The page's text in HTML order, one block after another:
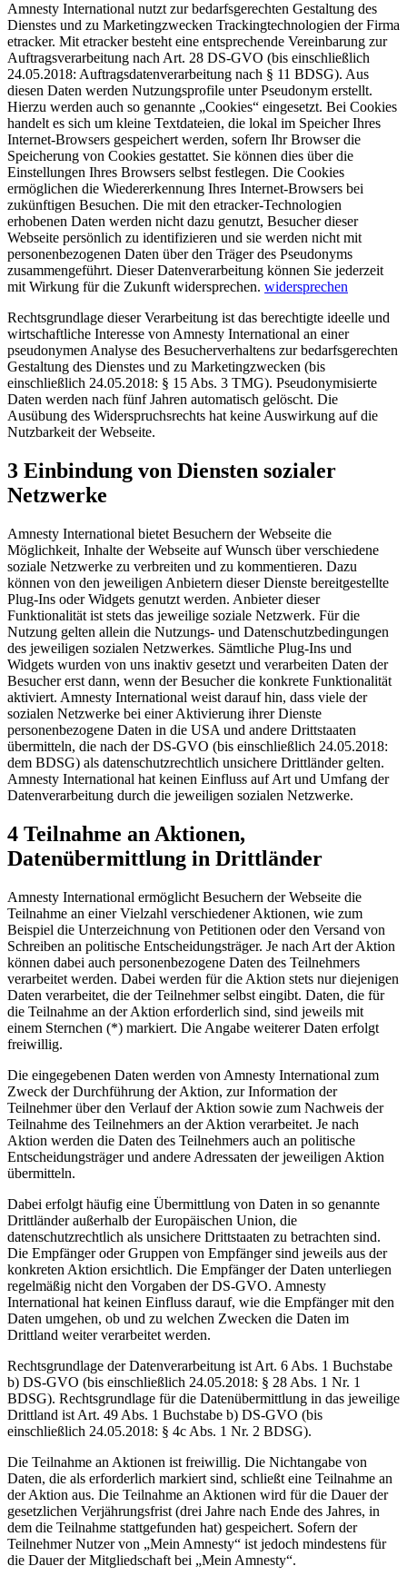
Amnesty International nutzt zur bedarfsgerechten Gestaltung des
Dienstes und zu Marketingzwecken Trackingtechnologien der Firma
etracker. Mit etracker besteht eine entsprechende Vereinbarung zur
Auftragsverarbeitung nach Art. 28 DS-GVO (bis einschließlich
24.05.2018: Auftragsdatenverarbeitung nach § 11 BDSG). Aus
diesen Daten werden Nutzungsprofile unter Pseudonym erstellt.
Hierzu werden auch so genannte „Cookies“ eingesetzt. Bei Cookies
handelt es sich um kleine Textdateien, die lokal im Speicher Ihres
Internet-Browsers gespeichert werden, sofern Ihr Browser die
Speicherung von Cookies gestattet. Sie können dies über die
Einstellungen Ihres Browsers selbst festlegen. Die Cookies
ermöglichen die Wiedererkennung Ihres Internet-Browsers bei
zukünftigen Besuchen. Die mit den etracker-Technologien
erhobenen Daten werden nicht dazu genutzt, Besucher dieser
Webseite persönlich zu identifizieren und sie werden nicht mit
personenbezogenen Daten über den Träger des Pseudonyms
zusammengeführt. Dieser Datenverarbeitung können Sie jederzeit
mit Wirkung für die Zukunft widersprechen. widersprechen
Rechtsgrundlage dieser Verarbeitung ist das berechtigte ideelle und
wirtschaftliche Interesse von Amnesty International an einer
pseudonymen Analyse des Besucherverhaltens zur bedarfsgerechten
Gestaltung des Dienstes und zu Marketingzwecken (bis
einschließlich 24.05.2018: § 15 Abs. 3 TMG). Pseudonymisierte
Daten werden nach fünf Jahren automatisch gelöscht. Die
Ausübung des Widerspruchsrechts hat keine Auswirkung auf die
Nutzbarkeit der Webseite.
3 Einbindung von Diensten sozialer
Netzwerke
Amnesty International bietet Besuchern der Webseite die
Möglichkeit, Inhalte der Webseite auf Wunsch über verschiedene
soziale Netzwerke zu verbreiten und zu kommentieren. Dazu
können von den jeweiligen Anbietern dieser Dienste bereitgestellte
Plug-Ins oder Widgets genutzt werden. Anbieter dieser
Funktionalität ist stets das jeweilige soziale Netzwerk. Für die
Nutzung gelten allein die Nutzungs- und Datenschutzbedingungen
des jeweiligen sozialen Netzwerkes. Sämtliche Plug-Ins und
Widgets wurden von uns inaktiv gesetzt und verarbeiten Daten der
Besucher erst dann, wenn der Besucher die konkrete Funktionalität
aktiviert. Amnesty International weist darauf hin, dass viele der
sozialen Netzwerke bei einer Aktivierung ihrer Dienste
personenbezogene Daten in die USA und andere Drittstaaten
übermitteln, die nach der DS-GVO (bis einschließlich 24.05.2018:
dem BDSG) als datenschutzrechtlich unsichere Drittländer gelten.
Amnesty International hat keinen Einfluss auf Art und Umfang der
Datenverarbeitung durch die jeweiligen sozialen Netzwerke.
4 Teilnahme an Aktionen,
Datenübermittlung in Drittländer
Amnesty International ermöglicht Besuchern der Webseite die
Teilnahme an einer Vielzahl verschiedener Aktionen, wie zum
Beispiel die Unterzeichnung von Petitionen oder den Versand von
Schreiben an politische Entscheidungsträger. Je nach Art der Aktion
können dabei auch personenbezogene Daten des Teilnehmers
verarbeitet werden. Dabei werden für die Aktion stets nur diejenigen
Daten verarbeitet, die der Teilnehmer selbst eingibt. Daten, die für
die Teilnahme an der Aktion erforderlich sind, sind jeweils mit
einem Sternchen (*) markiert. Die Angabe weiterer Daten erfolgt
freiwillig.
Die eingegebenen Daten werden von Amnesty International zum
Zweck der Durchführung der Aktion, zur Information der
Teilnehmer über den Verlauf der Aktion sowie zum Nachweis der
Teilnahme des Teilnehmers an der Aktion verarbeitet. Je nach
Aktion werden die Daten des Teilnehmers auch an politische
Entscheidungsträger und andere Adressaten der jeweiligen Aktion
übermitteln.
Dabei erfolgt häufig eine Übermittlung von Daten in so genannte
Drittländer außerhalb der Europäischen Union, die
datenschutzrechtlich als unsichere Drittstaaten zu betrachten sind.
Die Empfänger oder Gruppen von Empfänger sind jeweils aus der
konkreten Aktion ersichtlich. Die Empfänger der Daten unterliegen
regelmäßig nicht den Vorgaben der DS-GVO. Amnesty
International hat keinen Einfluss darauf, wie die Empfänger mit den
Daten umgehen, ob und zu welchen Zwecken die Daten im
Drittland weiter verarbeitet werden.
Rechtsgrundlage der Datenverarbeitung ist Art. 6 Abs. 1 Buchstabe
b) DS-GVO (bis einschließlich 24.05.2018: § 28 Abs. 1 Nr. 1
BDSG). Rechtsgrundlage für die Datenübermittlung in das jeweilige
Drittland ist Art. 49 Abs. 1 Buchstabe b) DS-GVO (bis
einschließlich 24.05.2018: § 4c Abs. 1 Nr. 2 BDSG).
Die Teilnahme an Aktionen ist freiwillig. Die Nichtangabe von
Daten, die als erforderlich markiert sind, schließt eine Teilnahme an
der Aktion aus. Die Teilnahme an Aktionen wird für die Dauer der
gesetzlichen Verjährungsfrist (drei Jahre nach Ende des Jahres, in
dem die Teilnahme stattgefunden hat) gespeichert. Sofern der
Teilnehmer Nutzer von „Mein Amnesty“ ist jedoch mindestens für
die Dauer der Mitgliedschaft bei „Mein Amnesty“.